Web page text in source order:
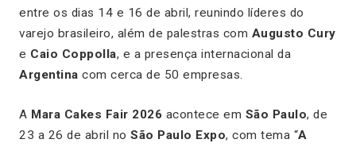
entre os dias 14 e 16 de abril, reunindo líderes do
varejo brasileiro, além de palestras com Augusto Cury
e Caio Coppolla, e a presença internacional da
Argentina com cerca de 50 empresas.
A Mara Cakes Fair 2026 acontece em São Paulo, de
23 a 26 de abril no São Paulo Expo, com tema “A